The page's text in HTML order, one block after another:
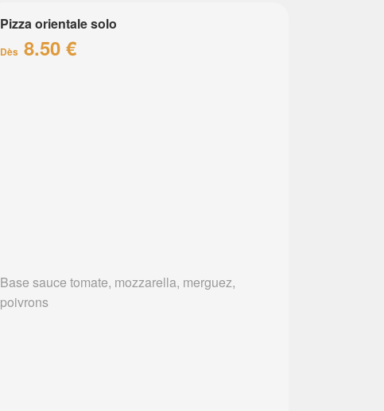
Pizza orientale solo
Dès 8.50 €
Base sauce tomate, mozzarella, merguez,
poivrons